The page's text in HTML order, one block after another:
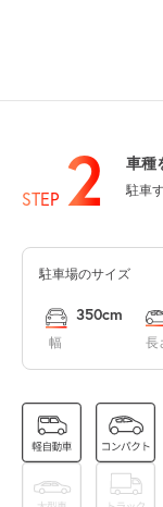
8月15日 (土)
8月16日 (日)
8月17日 (月)
STEP 2 車種
駐車
駐車場のサイズ
幅
350cm
長